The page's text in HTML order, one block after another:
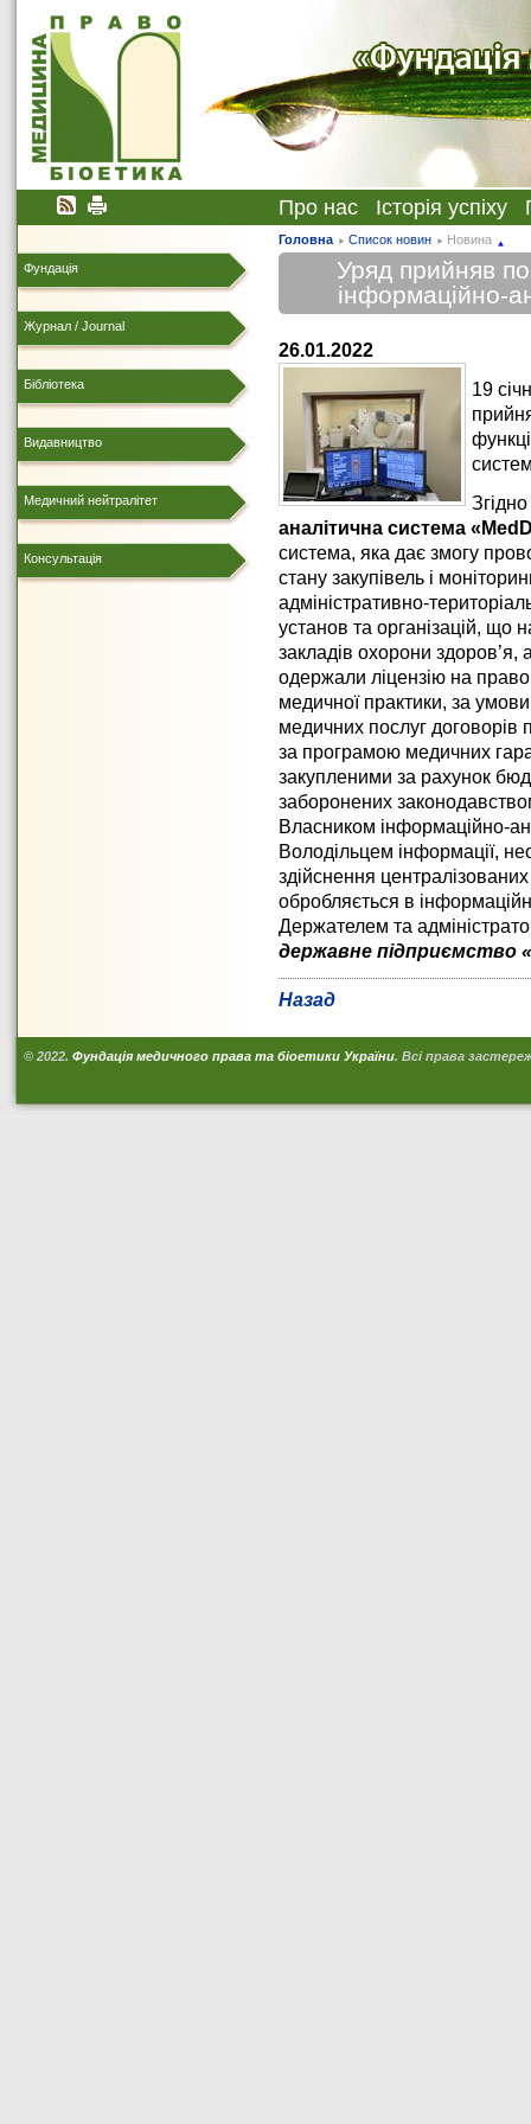
Про нас Історія успіху
Головна Список новин Новина
Фундація
Журнал / Journal
Бібліотека
Видавництво
Медичний нейтралітет
Консультація
Уряд прийняв
інформаційно-
26.01.2022
19
аналітична система
система, яка дає змогу
стану закупівель і
адміністративно-
установ та організацій,
закладів охорони здоров’я,
одержали ліцензію на
медичної практики, за
медичних послуг
за програмою медичних
закупленими за рахунок
заборонених
Власником інформаційно-
Володільцем інформації,
здійснення
обробляється в
Держателем та
державне підприємство
Назад
© 2022. Фундація медичного права та біоетики України. Всі права